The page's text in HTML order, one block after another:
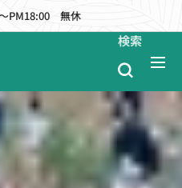
PM18:00 無休
検索